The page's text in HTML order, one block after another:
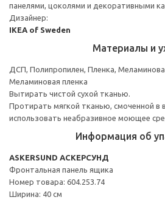
панелями, цоколями и декоративными
Дизайнер:
IKEA of Sweden
Материалы и
ДСП, Полипропилен, Пленка,
Меламиновая пленка
Вытирать чистой сухой тканью.
Протирать мягкой тканью, смоченной в
использовать неабразивное моющее
Информация об
ASKERSUND АСКЕРСУНД
Фронтальная панель ящика
Номер товара: 604.253.74
Ширина: 40 см